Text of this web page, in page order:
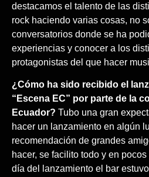
destacamos el talento de las
rock haciendo varias cosas, no
conversatorios donde se ha
experiencias y conocer a los
protagonistas del que hacer
¿Cómo ha sido recibido el
“Escena EC” por parte de la
Ecuador? Tubo una gran
hacer un lanzamiento en algún
recomendación de grandes
hacer, se facilito todo y en
día del lanzamiento el bar